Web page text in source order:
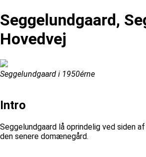
Seggelundgaard,
Hovedvej
Seggelundgaard i 1950érne
Intro
Seggelundgaard lå oprindelig ved siden
den senere domænegård.